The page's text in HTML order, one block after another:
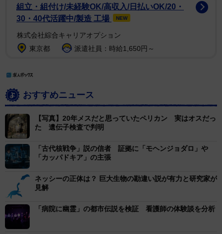
組立・組付け/未経験OK/高収入/日払いOK/20・
30・40代活躍中/製造 工場
NEW
株式会社綜合キャリアオプション
東京都
派遣社員：時給1,650円～
おすすめニュース
【写真】20年メスだと思っていたペリカン 実はオスだっ
た 遺伝子検査で判明
「古代核戦争」説の信者 証拠に「モヘンジョダロ」や
「カッパドキア」の主張
ネッシーの正体は？ 巨大生物の勘違い説が有力と研究家が
見解
「病院に幽霊」の都市伝説を検証 看護師の体験談を分析